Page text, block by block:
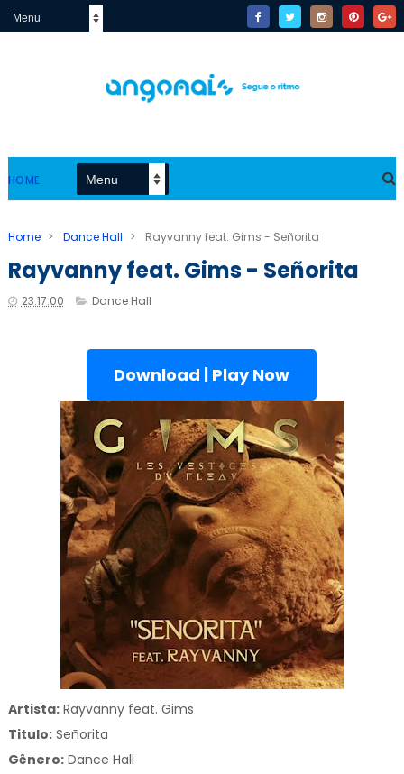
HOME
Home > Dance Hall > Rayvanny feat. Gims - Señorita
Rayvanny feat. Gims - Señorita
23:17:00 Dance Hall
Download | Play Now
Artista:Rayvanny feat. Gims
Titulo:Señorita
Gênero: Dance Hall